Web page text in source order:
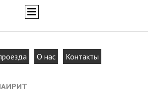
О нас Контакты